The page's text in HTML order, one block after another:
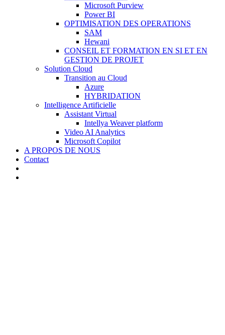
Microsoft Purview
Power BI
OPTIMISATION DES OPERATIONS
SAM
Hewani
CONSEIL ET FORMATION EN SI ET EN
GESTION DE PROJET
Solution Cloud
Transition au Cloud
Azure
HYBRIDATION
Intelligence Artificielle
Assistant Virtual
Intellya Weaver platform
Video AI Analytics
Microsoft Copilot
A PROPOS DE NOUS
Contact